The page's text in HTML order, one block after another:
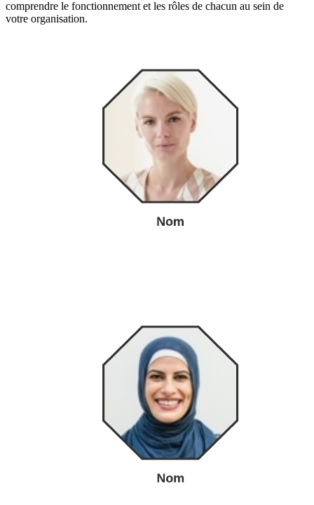
comprendre le fonctionnement et les rôles de chacun au sein de
votre organisation.